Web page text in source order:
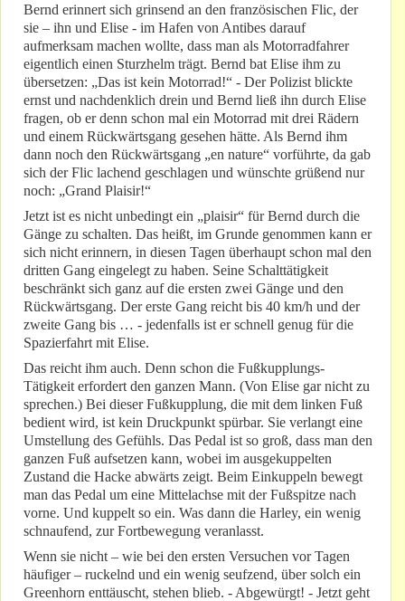
Bernd erinnert sich grinsend an den französischen Flic, der
sie – ihn und Elise - im Hafen von Antibes darauf
aufmerksam machen wollte, dass man als Motorradfahrer
eigentlich einen Sturzhelm trägt. Bernd bat Elise ihm zu
übersetzen: „Das ist kein Motorrad!“ - Der Polizist blickte
ernst und nachdenklich drein und Bernd ließ ihn durch Elise
fragen, ob er denn schon mal ein Motorrad mit drei Rädern
und einem Rückwärtsgang gesehen hätte. Als Bernd ihm
dann noch den Rückwärtsgang „en nature“ vorführte, da gab
sich der Flic lachend geschlagen und wünschte grüßend nur
noch: „Grand Plaisir!“
Jetzt ist es nicht unbedingt ein „plaisir“ für Bernd durch die
Gänge zu schalten. Das heißt, im Grunde genommen kann er
sich nicht erinnern, in diesen Tagen überhaupt schon mal den
dritten Gang eingelegt zu haben. Seine Schalttätigkeit
beschränkt sich ganz auf die ersten zwei Gänge und den
Rückwärtsgang. Der erste Gang reicht bis 40 km/h und der
zweite Gang bis … - jedenfalls ist er schnell genug für die
Spazierfahrt mit Elise.
Das reicht ihm auch. Denn schon die Fußkupplungs-
Tätigkeit erfordert den ganzen Mann. (Von Elise gar nicht zu
sprechen.) Bei dieser Fußkupplung, die mit dem linken Fuß
bedient wird, ist kein Druckpunkt spürbar. Sie verlangt eine
Umstellung des Gefühls. Das Pedal ist so groß, dass man den
ganzen Fuß aufsetzen kann, wobei im ausgekuppelten
Zustand die Hacke abwärts zeigt. Beim Einkuppeln bewegt
man das Pedal um eine Mittelachse mit der Fußspitze nach
vorne. Und kuppelt so ein. Was dann die Harley, ein wenig
schnaufend, zur Fortbewegung veranlasst.
Wenn sie nicht – wie bei den ersten Versuchen vor Tagen
häufiger – ruckelnd und ein wenig seufzend, über solch ein
Greenhorn enttäuscht, stehen blieb. - Abgewürgt! - Jetzt geht